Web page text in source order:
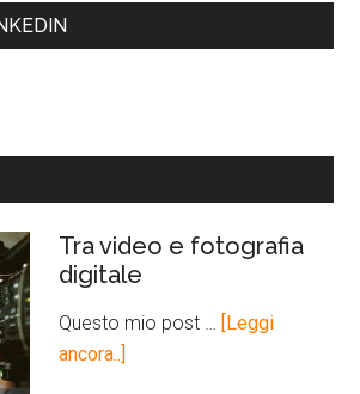
Tra video e fotografia
digitale
Questo mio post … [Leggi
ancora..]